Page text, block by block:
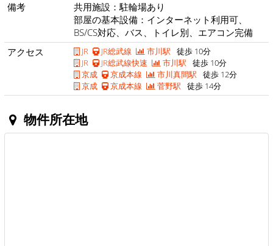
備考
共用施設：駐輪場あり
部屋の基本設備：インターネット利用可、
BS/CS対応、バス、トイレ別、エアコン完備
アクセス
JR JR総武線 市川駅 徒歩 10分
JR
JR総武線快速 市川駅 徒歩 10分
京成
京成本線 市川真間駅 徒歩 12分
京成
京成本線 菅野駅 徒歩 14分
物件所在地